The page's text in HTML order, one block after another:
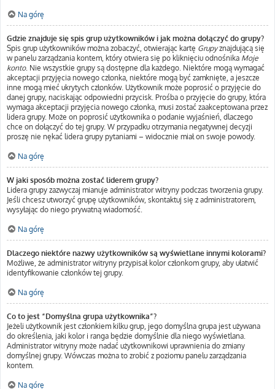
Na górę
Gdzie znajduje się spis grup użytkowników i jak można dołączyć do grupy?
Spis grup użytkowników można zobaczyć, otwierając kartę Grupyznajdującą się
w panelu zarządzania kontem, który otwiera się po kliknięciu odnośnika Moje
konto. Nie wszystkie grupy są dostępne dla każdego. Niektóre mogą wymagać
akceptacji przyjęcia nowego członka, niektóre mogą być zamknięte, a jeszcze
inne mogą mieć ukrytych członków. Użytkownik może poprosić o przyjęcie do
danej grupy, naciskając odpowiedni przycisk. Prośba o przyjęcie do grupy, która
wymaga akceptacji przyjęcia nowego członka, musi zostać zaakceptowana przez
lidera grupy. Może on poprosić użytkownika o podanie wyjaśnień, dlaczego
chce on dołączyć do tej grupy. W przypadku otrzymania negatywnej decyzji
proszę nie nękać lidera grupy pytaniami – widocznie miał on swoje powody.
Na górę
W jaki sposób można zostać liderem grupy?
Lidera grupy zazwyczaj mianuje administrator witryny podczas tworzenia grupy.
Jeśli chcesz utworzyć grupę użytkowników, skontaktuj się z administratorem,
wysyłając do niego prywatną wiadomość.
Na górę
Dlaczego niektóre nazwy użytkowników są wyświetlane innymi kolorami?
Możliwe, że administrator witryny przypisał kolor członkom grupy, aby ułatwić
identyfikowanie członków tej grupy.
Na górę
Co to jest “Domyślna grupa użytkownika”?
Jeżeli użytkownik jest członkiem kilku grup, jego domyślna grupa jest używana
do określenia, jaki kolor i ranga będzie domyślnie dla niego wyświetlana.
Administrator witryny może nadać użytkownikowi uprawnienia do zmiany
domyślnej grupy. Wówczas można to zrobić z poziomu panelu zarządzania
kontem.
Na górę